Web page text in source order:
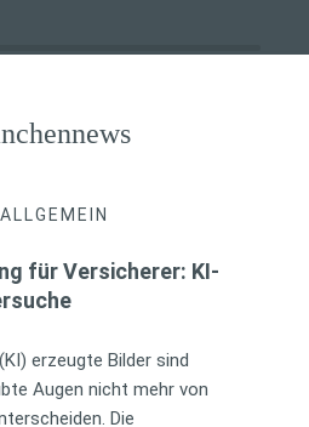
ALLGEMEIN
für Versicherer: KI-
erzeugte Bilder sind
Augen nicht mehr von
Die